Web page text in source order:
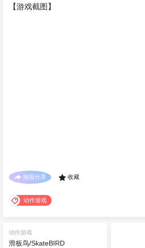
【游戏截图】
海报分享 收藏
动作游戏
动作游戏
滑板鸟/SkateBIRD